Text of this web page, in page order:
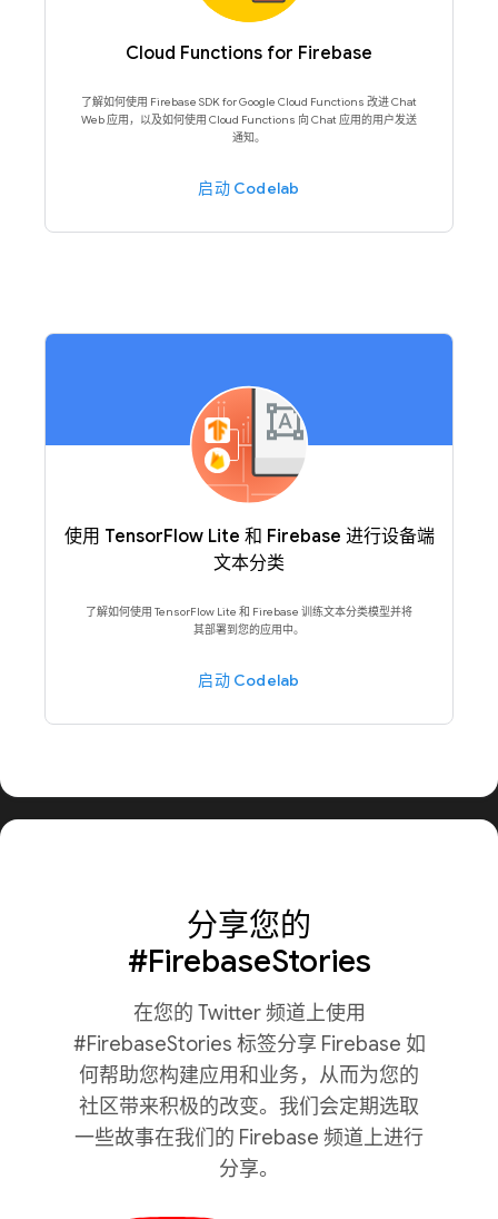
Cloud Functions for Firebase
了解如何使用 Firebase SDK for Google Cloud Functions 改进 Chat
Web 应用，以及如何使用 Cloud Functions 向 Chat 应用的用户发送
通知。
启动 Codelab
使用 TensorFlow Lite 和 Firebase 进行设备端
文本分类
了解如何使用 TensorFlow Lite 和 Firebase 训练文本分类模型并将
其部署到您的应用中。
启动 Codelab
分享您的
#FirebaseStories
在您的 Twitter 频道上使用
#FirebaseStories 标签分享 Firebase 如
何帮助您构建应用和业务，从而为您的
社区带来积极的改变。我们会定期选取
一些故事在我们的 Firebase 频道上进行
分享。